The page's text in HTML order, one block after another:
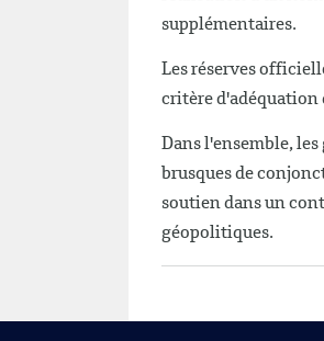
supplémentaires.
Les réserves
critère d'adéquation
Dans l'ensemble,
brusques de
soutien dans un
géopolitiques.